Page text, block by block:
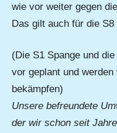
wie vor weiter gegen
Das gilt auch für die
(Die S1 Spange und
vor geplant und
bekämpfen)
Unsere befreundete
der wir schon seit